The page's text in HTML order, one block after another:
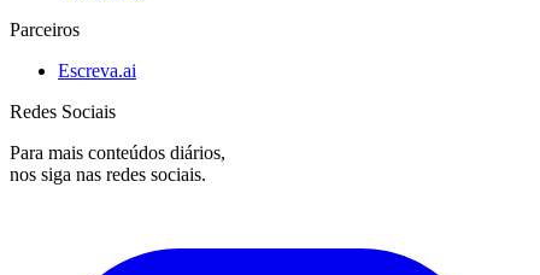
Parceiros
Escreva.ai
Redes Sociais
Para mais conteúdos diários,
nos siga nas redes sociais.